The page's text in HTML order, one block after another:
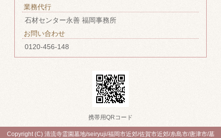
業務代行
石材センター永善 福岡事務所
お問い合わせ
0120-456-148
携帯用QRコード
Copyright (C) 清流寺霊園墓地/seiryuji/福岡市近郊/佐賀市近郊/糸島市/唐津市/墓